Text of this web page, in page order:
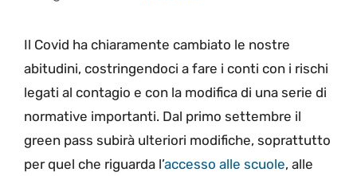
Il Covid ha chiaramente cambiato le nostre
abitudini, costringendoci a fare i conti con i rischi
legati al contagio e con la modifica di una serie di
normative importanti. Dal primo settembre il
green pass subirà ulteriori modifiche, soprattutto
per quel che riguarda l’accesso alle scuole, alle